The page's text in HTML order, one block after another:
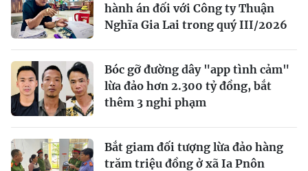
hành án đối với Công ty Thuận
Nghĩa Gia Lai trong quý III/2026
Bóc gỡ đường dây "app tình cảm"
lừa đảo hơn 2.300 tỷ đồng, bắt
thêm 3 nghi phạm
Bắt giam đối tượng lừa đảo hàng
trăm triệu đồng ở xã Ia Pnôn